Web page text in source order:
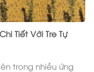
Tiết Với Tre Tự
trong nhiều ứng